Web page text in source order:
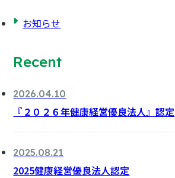
お知らせ
Recent
2026.04.10
『２０２６年健康経営優良法人』認定
2025.08.21
2025健康経営優良法人認定